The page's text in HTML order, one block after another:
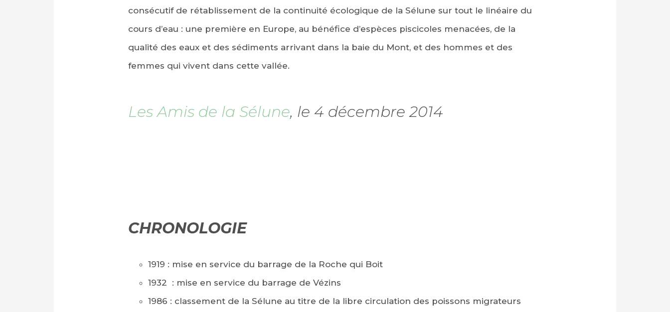
consécutif de rétablissement de la continuité écologique de la Sélune sur tout le linéaire du
cours d’eau : une première en Europe, au bénéfice d’espèces piscicoles menacées, de la
qualité des eaux et des sédiments arrivant dans la baie du Mont, et des hommes et des
femmes qui vivent dans cette vallée.
Les Amis de la Sélune, le 4 décembre 2014
CHRONOLOGIE
1919 : mise en service du barrage de la Roche qui Boit
1932 : mise en service du barrage de Vézins
1986 : classement de la Sélune au titre de la libre circulation des poissons migrateurs